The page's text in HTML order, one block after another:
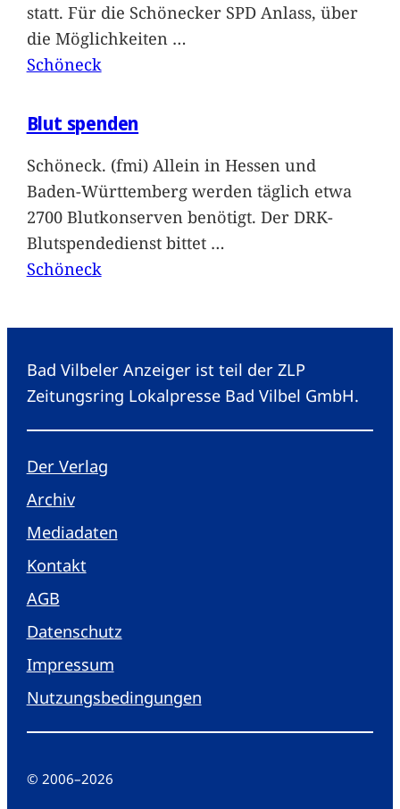
statt. Für die Schönecker SPD Anlass, über
die Möglichkeiten …
Schöneck
Blut spenden
Schöneck. (fmi) Allein in Hessen und
Baden-Württemberg werden täglich etwa
2700 Blutkonserven benötigt. Der DRK-
Blutspendedienst bittet …
Schöneck
Bad Vilbeler Anzeiger ist teil der ZLP
Zeitungsring Lokalpresse Bad Vilbel GmbH.
Der Verlag
Archiv
Mediadaten
Kontakt
AGB
Datenschutz
Impressum
Nutzungsbedingungen
© 2006–2026